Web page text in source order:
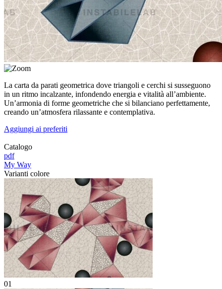
La carta da parati geometrica dove triangoli e cerchi si susseguono
in un ritmo incalzante, infondendo energia e vitalità all’ambiente.
Un’armonia di forme geometriche che si bilanciano perfettamente,
creando un’atmosfera rilassante e contemplativa.
Aggiungi ai preferiti
Catalogo
pdf
My Way
Varianti colore
01